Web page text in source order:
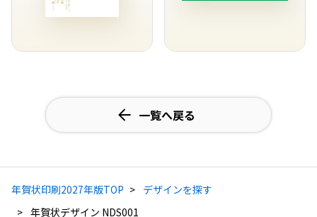
一覧へ戻る
年賀状印刷2027年版TOP
デザインを探す
年賀状デザイン NDS001